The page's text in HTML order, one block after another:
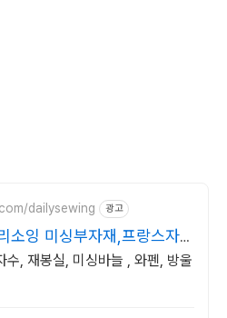
dailysewing 광고
소잉 미싱부자재,프랑스자수
수, 재봉실, 미싱바늘 , 와펜, 방울